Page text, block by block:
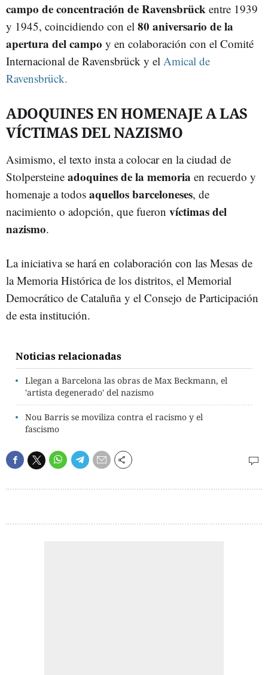
campo de concentración de Ravensbrück entre 1939
y 1945, coincidiendo con el 80 aniversario de la
apertura del campo y en colaboración con el Comité
Internacional de Ravensbrück y el Amical de
Ravensbrück.
ADOQUINES EN HOMENAJE A LAS
VÍCTIMAS DEL NAZISMO
Asimismo, el texto insta a colocar en la ciudad de
Stolpersteine adoquines de la memoria en recuerdo y
homenaje a todos aquellos barceloneses, de
nacimiento o adopción, que fueron víctimas del
nazismo.
La iniciativa se hará en colaboración con las Mesas de
la Memoria Histórica de los distritos, el Memorial
Democrático de Cataluña y el Consejo de Participación
de esta institución.
Noticias relacionadas
Llegan a Barcelona las obras de Max Beckmann, el
'artista degenerado' del nazismo
Nou Barris se moviliza contra el racismo y el
fascismo